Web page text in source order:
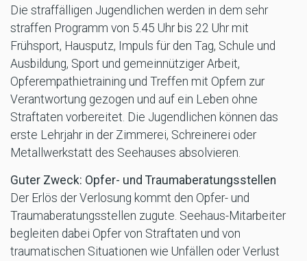
Die straffälligen Jugendlichen werden in dem sehr
straffen Programm von 5.45 Uhr bis 22 Uhr mit
Frühsport, Hausputz, Impuls für den Tag, Schule und
Ausbildung, Sport und gemeinnütziger Arbeit,
Opferempathietraining und Treffen mit Opfern zur
Verantwortung gezogen und auf ein Leben ohne
Straftaten vorbereitet. Die Jugendlichen können das
erste Lehrjahr in der Zimmerei, Schreinerei oder
Metallwerkstatt des Seehauses absolvieren.
Guter Zweck: Opfer- und Traumaberatungsstellen
Der Erlös der Verlosung kommt den Opfer- und
Traumaberatungsstellen zugute. Seehaus-Mitarbeiter
begleiten dabei Opfer von Straftaten und von
traumatischen Situationen wie Unfällen oder Verlust